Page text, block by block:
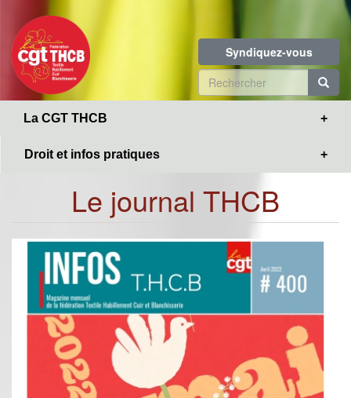
contenu
principal
Syndiquez-vous
Formulaire
de
La CGT THCB
Droit et infos pratiques
Le journal THCB